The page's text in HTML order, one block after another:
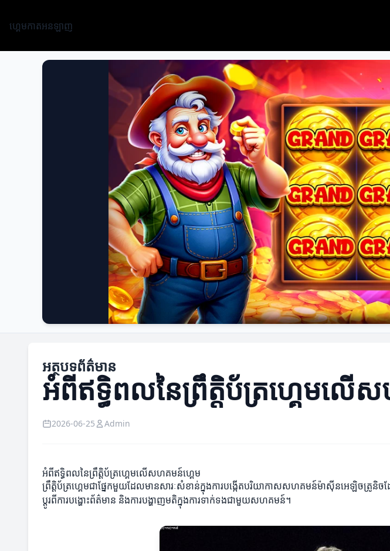
ហ្គេមកាតអនឡាញ
អត្ថបទព័ត៌មាន
អំពីឥទ្ធិពលនៃព្រឹត្តិប័ត្រហ្គេមលើ
2026-06-25 Admin
អំពីឥទ្ធិពលនៃព្រឹត្តិប័ត្រហ្គេមលើសហគមន៍ហ្គេម
ព្រឹត្តិប័ត្រហ្គេមជាផ្នែកមួយដែលមានសារៈសំខាន់ក្នុងការបង្កើតបរិយាកាសសហគមន៍ម៉ាស៊ីនអេឡិចត្រូនិច
ប្តូរពីការបង្ហោះព័ត៌មាន និងការបង្ហាញមតិក្នុងការទាក់ទងជាមួយសហគមន៍។